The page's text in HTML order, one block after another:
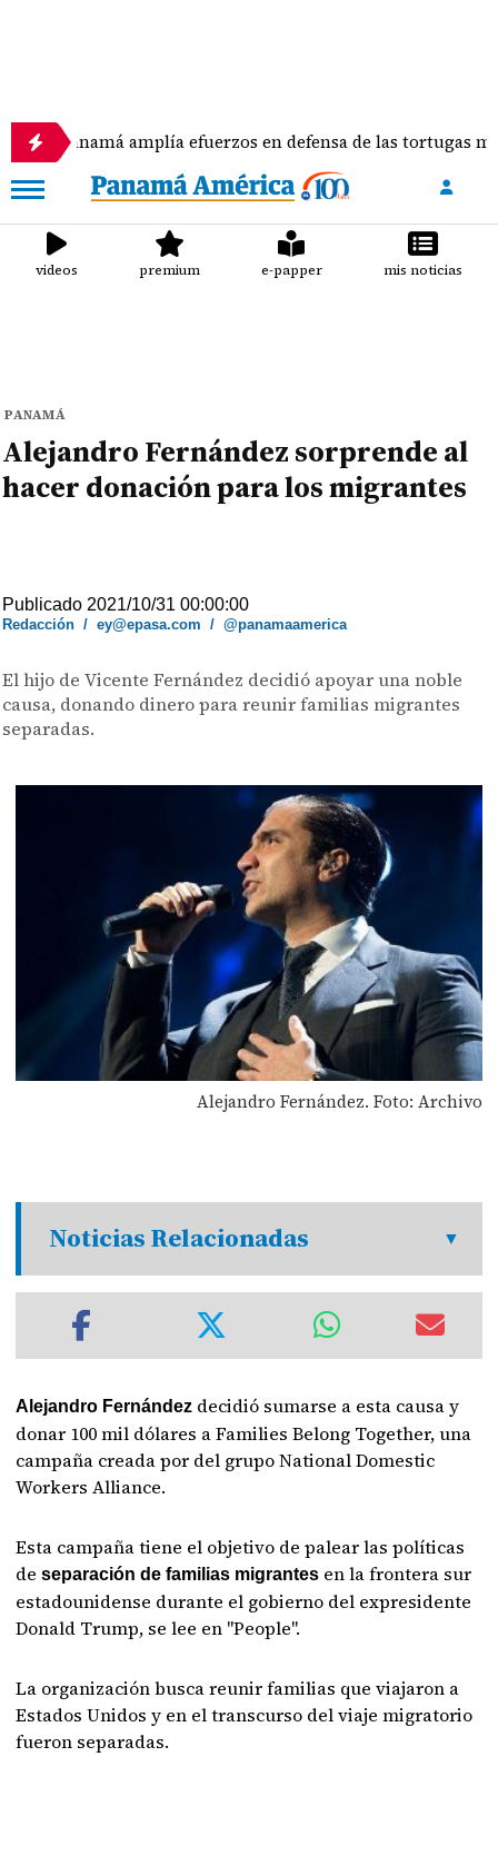
amplía efuerzos en defensa de las tortugas marinas
videos premium e-papper mis noticias
PANAMÁ
Alejandro Fernández sorprende al
hacer donación para los migrantes
Publicado 2021/10/31 00:00:00
Redacción /ey@epasa.com /@panamaamerica
El hijo de Vicente Fernández decidió apoyar una noble
causa, donando dinero para reunir familias migrantes
separadas.
Alejandro Fernández. Foto: Archivo
Noticias Relacionadas
Alejandro Fernández decidió sumarse a esta causa y
donar 100 mil dólares a Families Belong Together, una
campaña creada por del grupo National Domestic
Workers Alliance.
Esta campaña tiene el objetivo de palear las políticas
de separación de familias migrantes en la frontera sur
estadounidense durante el gobierno del expresidente
Donald Trump, se lee en "People".
La organización busca reunir familias que viajaron a
Estados Unidos y en el transcurso del viaje migratorio
fueron separadas.